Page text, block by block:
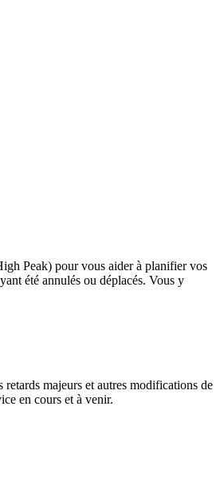
Peak) pour vous aider à planifier vos
été annulés ou déplacés. Vous y
majeurs et autres modifications de
en cours et à venir.